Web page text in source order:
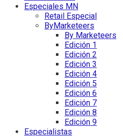
Especiales MN
Retail Especial
ByMarketeers
By Marketeers
Edición 1
Edición 2
Edición 3
Edición 4
Edición 5
Edición 6
Edición 7
Edición 8
Edición 9
Especialistas